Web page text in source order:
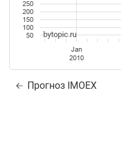
Jan
2010
50
100
150
200
250
bytopic.ru
Прогноз IMOEX